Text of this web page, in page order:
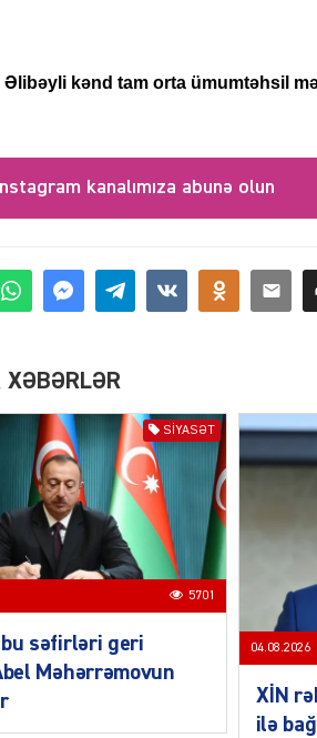
Əlibəyli kənd tam orta ümumtəhsil
kanalımıza abunə olun
XƏBƏRLƏR
SIYASƏT
5701
səfirləri geri
Məhərrəmovun
04.08.2026
XİN
ilə